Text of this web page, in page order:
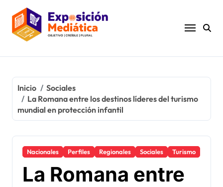
contenido
Inicio
Sociales
La Romana entre los destinos líderes del turismo
mundial en protección infantil
Nacionales Perfiles Regionales Sociales Turismo
La Romana entre